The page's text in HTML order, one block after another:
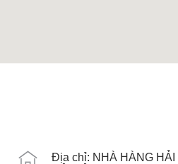
Địa chỉ: NHÀ HÀNG HẢI